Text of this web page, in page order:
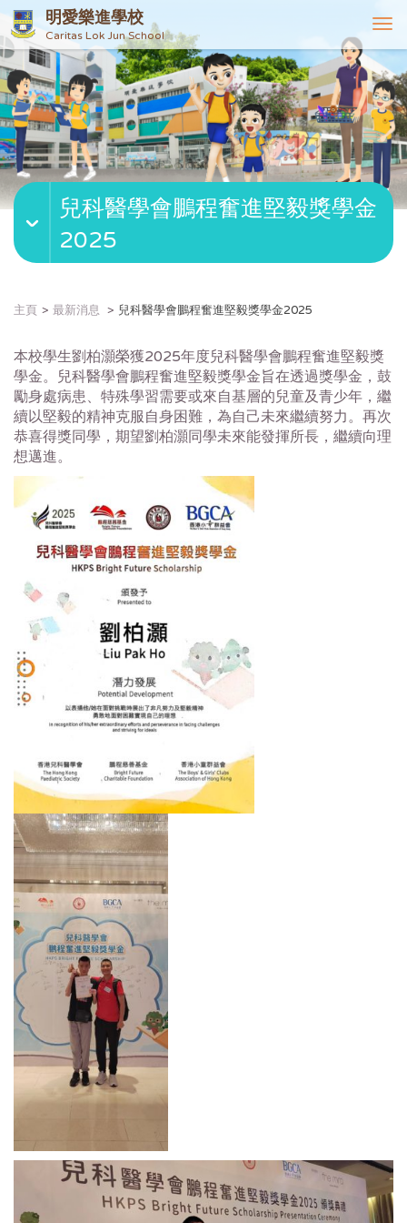
明愛樂進學校
Caritas Lok Jun School
T
o
g
g
l
e
n
v
兒科醫學會鵬程奮進堅毅獎學金
2025
主頁 最新消息 兒科醫學會鵬程奮進堅毅獎學金2025
本校學生劉柏灝榮獲2025年度兒科醫學會鵬程奮進堅毅獎
學金。 兒科醫學會鵬程奮進堅毅獎學金旨在透過獎學金，鼓
勵身處病患、 特殊學習需要或來自基層的兒童及青少年， 繼
續以堅毅的精神克服自身困難，為自己未來繼續努力。 再次
恭喜得獎同學，期望劉柏灝同學未來能發揮所長， 繼續向理
想邁進。